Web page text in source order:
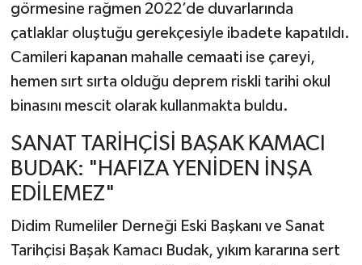
görmesine rağmen 2022’de duvarlarında
çatlaklar oluştuğu gerekçesiyle ibadete kapatıldı.
Camileri kapanan mahalle cemaati ise çareyi,
hemen sırt sırta olduğu deprem riskli tarihi okul
binasını mescit olarak kullanmakta buldu.
SANAT TARİHÇİSİ BAŞAK KAMACI
BUDAK: "HAFIZA YENİDEN İNŞA
EDİLEMEZ"
Didim Rumeliler Derneği Eski Başkanı ve Sanat
Tarihçisi Başak Kamacı Budak, yıkım kararına sert